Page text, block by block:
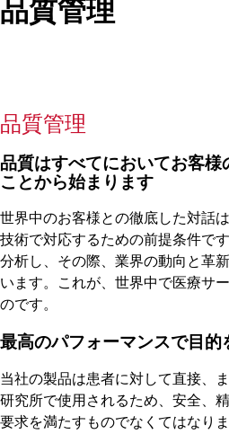
品質管理
品質管理
品質はすべてにおいてお客様
ことから始まります
世界中のお客様との徹底した対話
技術で対応するための前提条件で
分析し、その際、業界の動向と革
います。これが、世界中で医療サ
のです。
最高のパフォーマンスで目的
当社の製品は患者に対して直接、
研究所で使用されるため、安全、
要求を満たすものでなくてはなり